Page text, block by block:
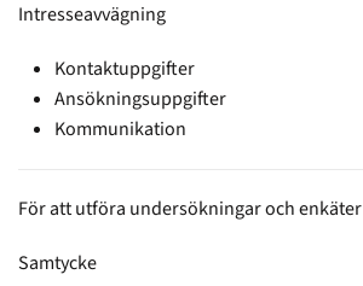
Intresseavvägning
Kontaktuppgifter
Ansökningsuppgifter
Kommunikation
För att utföra undersökningar och enkäter
Samtycke